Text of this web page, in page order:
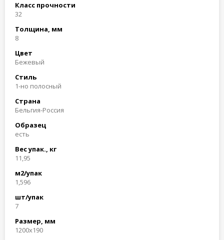
Класс прочности
32
Толщина, мм
8
Цвет
Бежевый
Стиль
1-но полосный
Страна
Бельгия-Россия
Образец
есть
Вес упак., кг
11,95
м2/упак
1,596
шт/упак
7
Размер, мм
1200x190